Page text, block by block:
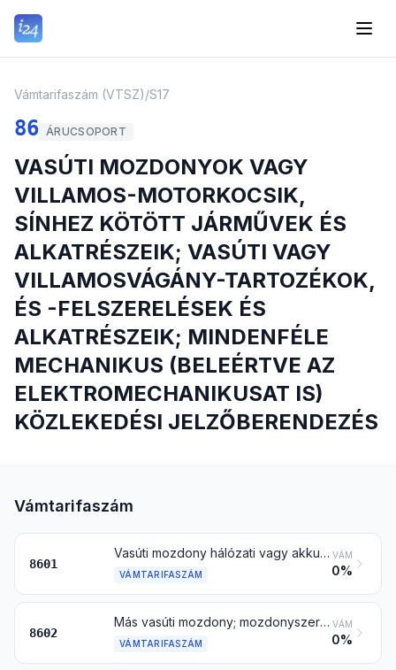
Vámtarifaszám (VTSZ)/S17
86 ÁRUCSOPORT
VASÚTI MOZDONYOK VAGY
VILLAMOS-MOTORKOCSIK,
SÍNHEZ KÖTÖTT JÁRMŰVEK ÉS
ALKATRÉSZEIK; VASÚTI VAGY
VILLAMOSVÁGÁNY-TARTOZÉKOK,
ÉS -FELSZERELÉSEK ÉS
ALKATRÉSZEIK; MINDENFÉLE
MECHANIKUS (BELEÉRTVE AZ
ELEKTROMECHANIKUSAT IS)
KÖZLEKEDÉSI JELZŐBERENDEZÉS
Vámtarifaszám
8601
Vasúti mozdony hálózati vagy akkumulátoros árammeghajtással
VÁMTARIFASZÁM
VÁM
0%
8602
Más vasúti mozdony; mozdonyszerkocsi
VÁMTARIFASZÁM
VÁM
0%